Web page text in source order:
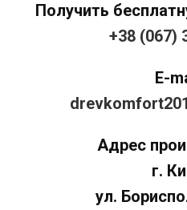
Получить
+38 (067)
E-
Адрес
г.
ул.